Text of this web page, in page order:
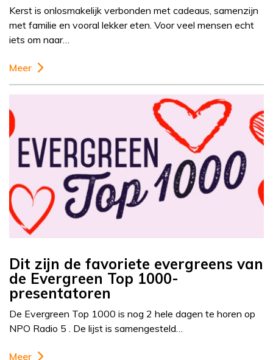
Kerst is onlosmakelijk verbonden met cadeaus, samenzijn
met familie en vooral lekker eten. Voor veel mensen echt
iets om naar…
Meer
Dit zijn de favoriete evergreens van
de Evergreen Top 1000-
presentatoren
De Evergreen Top 1000 is nog 2 hele dagen te horen op
NPO Radio 5 . De lijst is samengesteld…
Meer